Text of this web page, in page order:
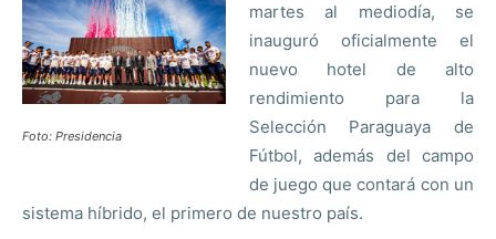
Foto: Presidencia
martes al mediodía, se
inauguró oficialmente el
nuevo hotel de alto
rendimiento para la
Selección Paraguaya de
Fútbol, además del campo
de juego que contará con un
sistema híbrido, el primero de nuestro país.